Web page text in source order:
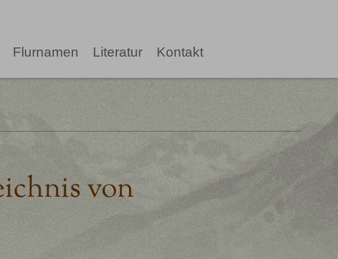
Flurnamen Literatur Kontakt
von